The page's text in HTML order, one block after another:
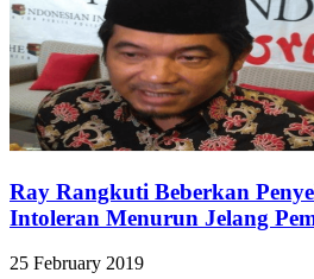
Ray Rangkuti Beberkan
Intoleran Menurun Jelang
25 February 2019